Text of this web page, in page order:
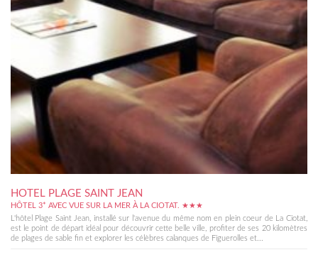
HOTEL PLAGE SAINT JEAN
HÔTEL 3* AVEC VUE SUR LA MER À LA CIOTAT. ★★★
L'hôtel Plage Saint Jean, installé sur l'avenue du même nom en plein coeur de La Ciotat,
est le point de départ idéal pour découvrir cette belle ville, profiter de ses 20 kilomètres
de plages de sable fin et explorer les célèbres calanques de Figuerolles et...